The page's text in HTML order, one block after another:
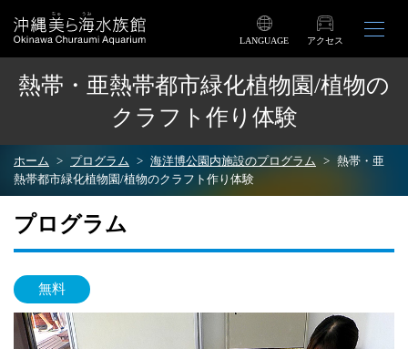
LANGUAGE アクセス
熱帯・亜熱帯都市緑化植物園/植物の
クラフト作り体験
ホーム プログラム 海洋博公園内施設のプログラム
熱帯・亜
熱帯都市緑化植物園/植物のクラフト作り体験
プログラム
無料